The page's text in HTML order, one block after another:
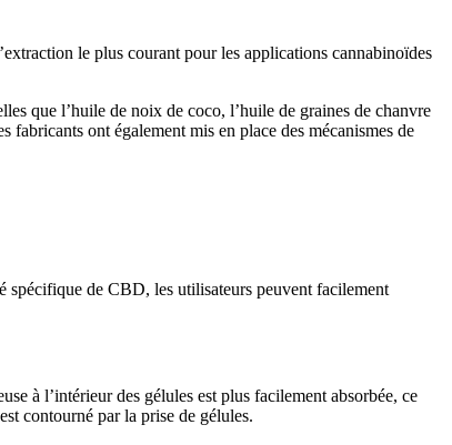
le plus courant pour les applications cannabinoïdes
que l’huile de noix de coco, l’huile de graines de chanvre
ont également mis en place des mécanismes de
spécifique de CBD, les utilisateurs peuvent facilement
à l’intérieur des gélules est plus facilement absorbée, ce
contourné par la prise de gélules.